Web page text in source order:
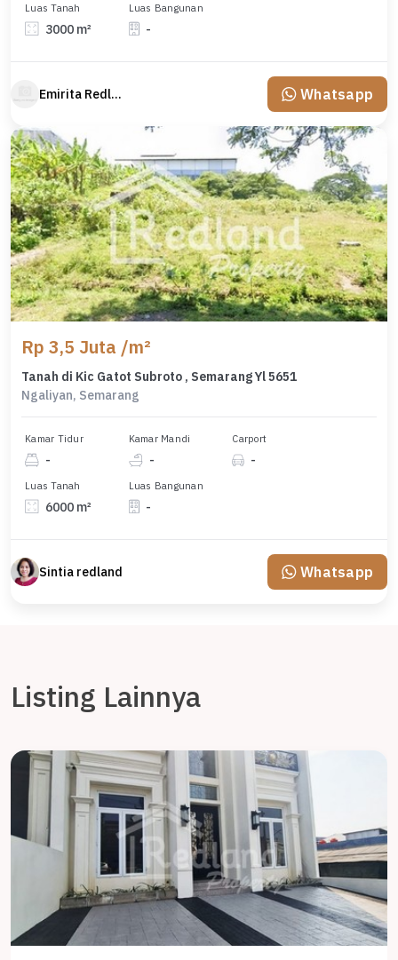
Luas Tanah
3000 m²
Luas Bangunan
-
Emirita Redland Whatsapp
Rp 3,5 Juta /m²
Tanah di Kic Gatot Subroto , Semarang Yl 5651
Ngaliyan, Semarang
Kamar Tidur
-
Kamar Mandi
-
Carport
-
Luas Tanah
6000 m²
Luas Bangunan
-
Sintia redland Whatsapp
Listing Lainnya